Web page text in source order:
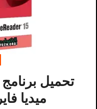
ميديا